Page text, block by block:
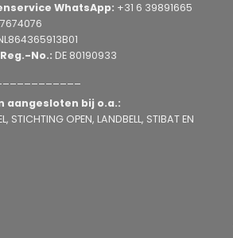
WhatsApp: +31 6 39891665
Reg.-No.: DE 80190933
aangesloten bij o.a.:
STICHTING OPEN, LANDBELL, STIBAT EN